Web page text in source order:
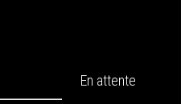
En attente